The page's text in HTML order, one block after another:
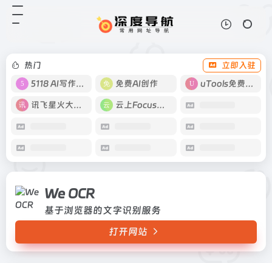
热门
立即入驻
5118 AI写作工具
免费AI创作 uTools免费工具箱
讯飞星火大模型 云上Focus接码
We OCR
基于浏览器的文字识别服务
打开网站